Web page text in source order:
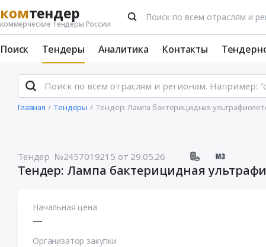
комтендер
коммерческие тендеры России
Поиск Тендеры Аналитика Контакты
Главная Тендеры Тендер: Лампа бактерицидная
Тендер №2457019215 от 29.05.26
Тендер: Лампа бактерицидная
Начальная цена
—
Организатор закупки